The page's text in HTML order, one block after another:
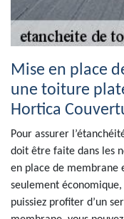
Mise en place
une toiture
Hortica
Pour assurer
doit être faite dans les
en place de membrane
seulement
puissiez profiter d’un